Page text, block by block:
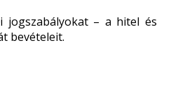
jogszabályokat – a hitel és
bevételeit.